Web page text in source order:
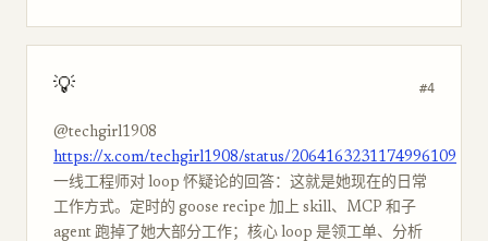
💡 #4
@techgirl1908
https://x.com/techgirl1908/status/2064163231174996109
一线工程师对 loop 怀疑论的回答：这就是她现在的日常
工作方式。定时的 goose recipe 加上 skill、MCP 和子
agent 跑掉了她大部分工作；核心 loop 是领工单、分析